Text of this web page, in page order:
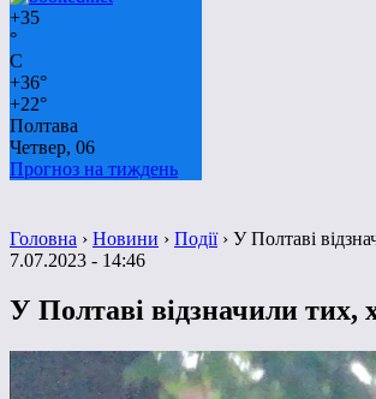
+35
°
C
+36°
+22°
Полтава
Четвер, 06
Прогноз на тиждень
Головна › Новини › Події› У Полтаві
7.07.2023 - 14:46
У Полтаві відзначили тих,